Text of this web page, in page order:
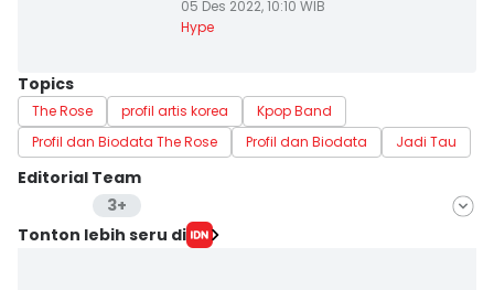
05 Des 2022, 10:10 WIB
Hype
Topics
The Rose profil artis korea
Kpop Band
Profil dan Biodata The Rose
Profil dan Biodata Jadi Tau
Editorial Team
3+
Editor
Tonton lebih seru di